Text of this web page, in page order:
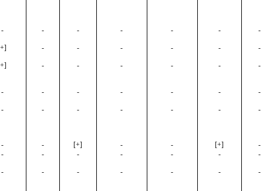
- - - - - - -
- - - - - -
- - - - - -
- - - - - - -
- - - - - - -
- - [+] - - [+]
-
- - - - - - -
- - - - - - -